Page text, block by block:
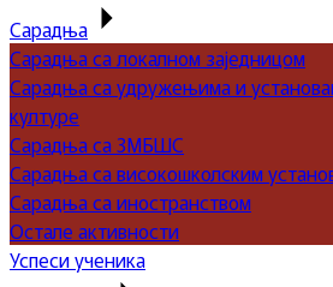
Сарадња
Сарадња са локалном заједницом
Сарадња са удружењима и
културе
Сарадња са ЗМБШС
Сарадња са високошколским
Сарадња са иностранством
Остале активности
Успеси ученика